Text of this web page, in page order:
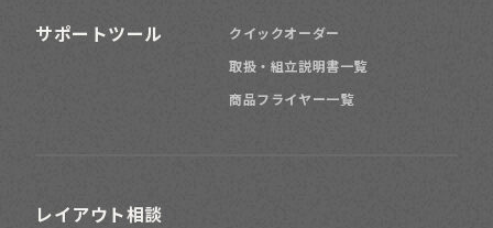
カジュアル
サポートツール
クイックオーダー
取扱・組立説明書一覧
商品フライヤー一覧
レイアウト相談